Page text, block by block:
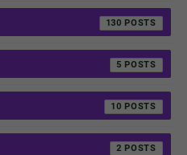
130
5
10
2